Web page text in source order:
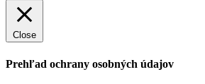
Close
Prehľad ochrany osobných údajov